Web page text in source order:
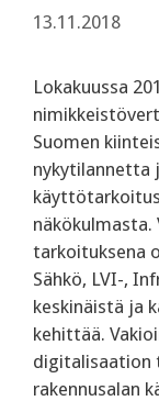
13.11.2018
Lokakuussa
Suomen
nykytilannetta
näkökulmasta.
tarkoituksena
Sähkö, LVI-,
keskinäistä ja
kehittää.
digitalisaation
rakennusalan